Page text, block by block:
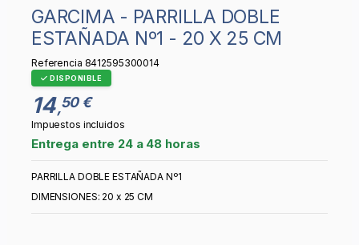
GARCIMA - PARRILLA DOBLE
ESTAÑADA Nº1 - 20 X 25 CM
Referencia 8412595300014
DISPONIBLE
14 ,50 €
Impuestos incluidos
Entrega entre 24 a 48 horas
PARRILLA DOBLE ESTAÑADA Nº1
DIMENSIONES: 20 x 25 CM